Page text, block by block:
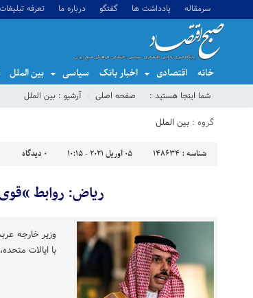
سرمقاله یادداشت ها گفتگو درباره ما تعرفه تبلیغات
خانه اقتصادی اخبار بانک سیاسی بین الملل
شما اینجا هستید : صفحه اصلی آرشیو : بین الملل
گروه : بین الملل
شناسه : 148634 05 آوریل 2021 - 10:15 0 دیدگاه
ریاض: روابط
وزیر خارجه
با ایالات